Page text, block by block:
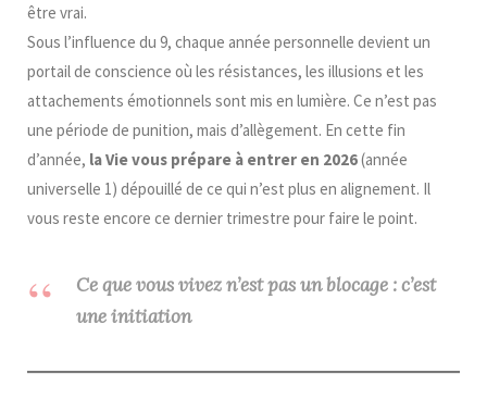
être vrai.
Sous l’influence du 9, chaque année personnelle devient un
portail de conscience où les résistances, les illusions et les
attachements émotionnels sont mis en lumière. Ce n’est pas
une période de punition, mais d’allègement. En cette fin
d’année, la Vie vous prépare à entrer en 2026(année
universelle 1) dépouillé de ce qui n’est plus en alignement. Il
vous reste encore ce dernier trimestre pour faire le point.
Ce que vous vivez n’est pas un blocage : c’est
une initiation